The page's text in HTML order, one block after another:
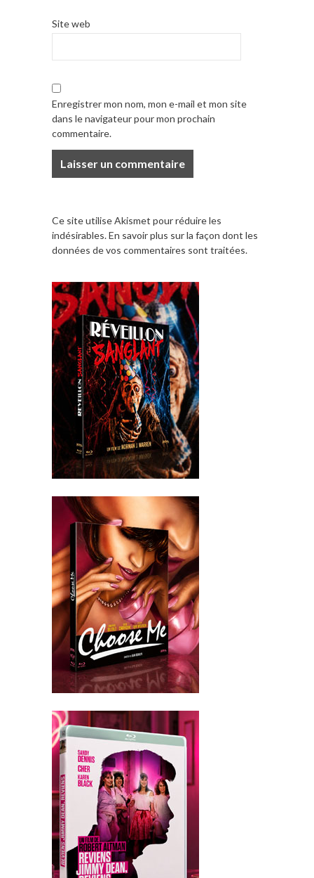
Site web
Enregistrer mon nom, mon e-mail et mon site
dans le navigateur pour mon prochain
commentaire.
Ce site utilise Akismet pour réduire les
indésirables.En savoir plus sur la façon dont les
données de vos commentaires sont traitées.